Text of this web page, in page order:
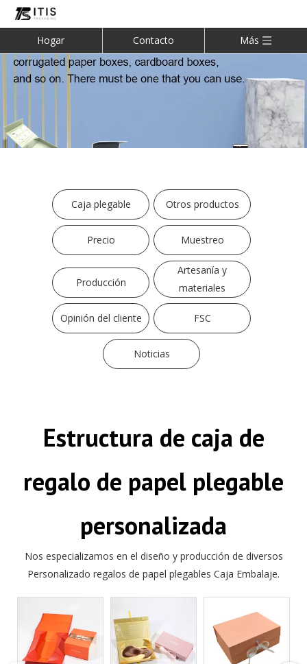
Hogar Contacto Más
Caja plegable Otros productos
Precio Muestreo
Producción
Artesanía y
materiales
Opinión del cliente FSC
Noticias
Estructura de caja de
regalo de papel plegable
personalizada
Nos especializamos en el diseño y producción de diversos
Personalizado regalos de papel plegables Caja Embalaje.